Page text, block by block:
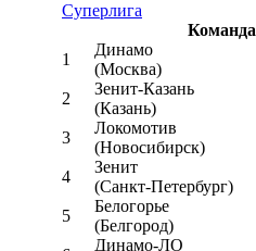
Суперлига
Команда
1
Динамо
(Москва)
2
Зенит-Казань
(Казань)
3
Локомотив
(Новосибирск)
4
Зенит
(Санкт-Петербург)
5
Белогорье
(Белгород)
Динамо-ЛО